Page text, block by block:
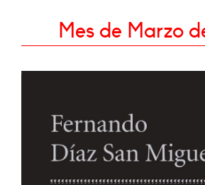
Mes de Marzo